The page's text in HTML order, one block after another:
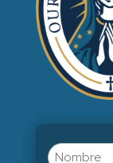
Name